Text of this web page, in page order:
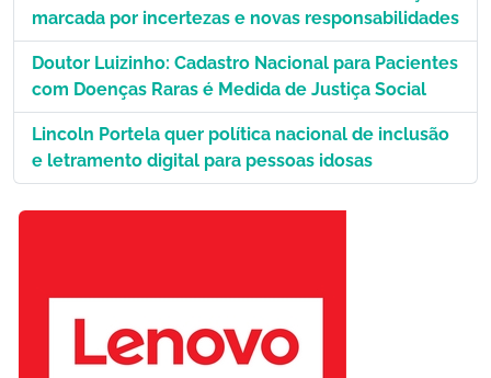
marcada por incertezas e novas responsabilidades
Doutor Luizinho: Cadastro Nacional para Pacientes
com Doenças Raras é Medida de Justiça Social
Lincoln Portela quer política nacional de inclusão
e letramento digital para pessoas idosas